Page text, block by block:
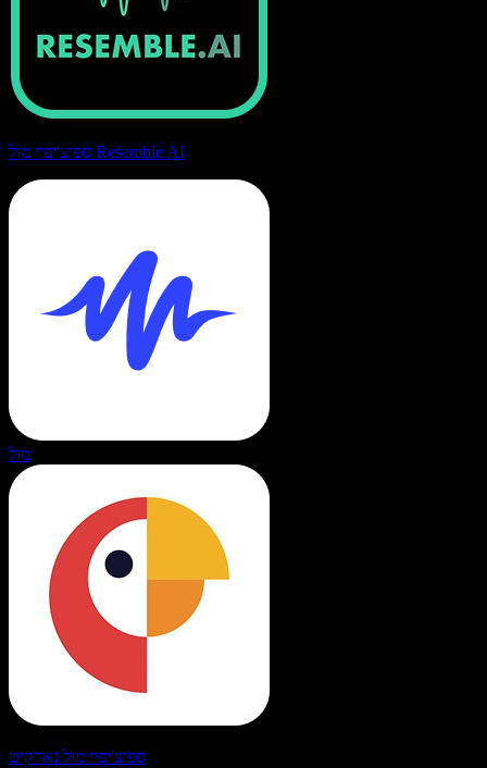
ספיצ'יפיי מול Resemble AI
מול
ספיצ'יפיי מול נארקיט